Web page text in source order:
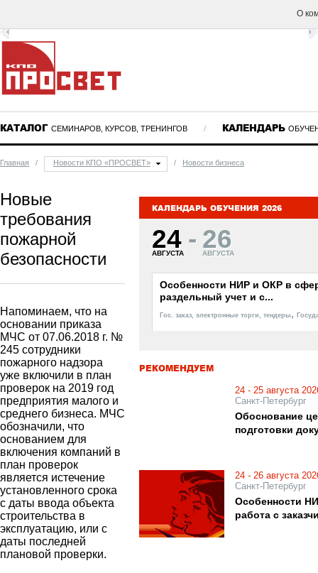
О
КАТАЛОГ СЕМИНАРОВ, КУРСОВ, ТРЕНИНГОВ / КАЛЕНДАРЬ
Главная / Новости КПО «ПРОСВЕТ» / Новости бизнеса
Новые
требования
пожарной
безопасности
Напоминаем, что на
основании приказа
МЧС от 07.06.2018 г. №
245 сотрудники
пожарного надзора
уже включили в план
проверок на 2019 год
предприятия малого и
среднего бизнеса. МЧС
обозначили, что
основанием для
включения компаний в
план проверок
является истечение
установленного срока
с даты ввода объекта
строительства в
эксплуатацию, или с
даты последней
плановой проверки.
КАЛЕНДАРЬ ОБУЧЕНИЯ 2026
24
АВГУСТА - 26
АВГУСТА
Особенности НИР и ОКР в
раздельный учет и с...
Гос. заказ, электронные торги, тендеры ,
РЕКОМЕНДУЕМ
24 - 25 августа
Санкт-Петербург
Обоснование
подготовки
24 - 26 августа
Санкт-Петербург
Особенности
работа с